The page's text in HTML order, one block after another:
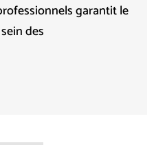
garantit le
des